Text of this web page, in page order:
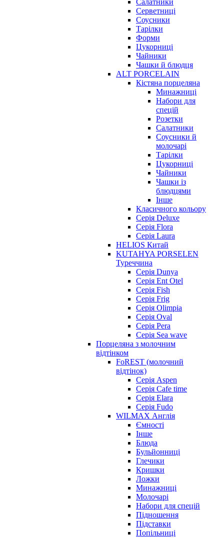
Серветниці
Соусники
Тарілки
Форми
Цукорниці
Чайники
Чашки й блюдця
ALT PORCELAIN
Кістяна порцеляна
Минажниці
Набори для
спецій
Розетки
Салатники
Соусники й
молочарі
Тарілки
Цукорниці
Чайники
Чашки із
блюдцями
Інше
Класичного кольору
Серія Deluxe
Серія Flora
Серія Laura
HELIOS Китай
KUTAHYA PORSELEN
Туреччина
Серія Dunya
Серія Ent Otel
Серія Fish
Серія Frig
Серія Olimpia
Серія Oval
Серія Pera
Серія Sea wave
Порцеляна з молочним
відтінком
FoREST (молочний
відтінок)
Серія Aspen
Серія Cafe time
Серія Elara
Серія Fudo
WILMAX Англія
Ємності
Інше
Блюда
Бульйонниці
Глечики
Кришки
Ложки
Минажниці
Молочарі
Набори для спецій
Підношення
Підставки
Попільниці